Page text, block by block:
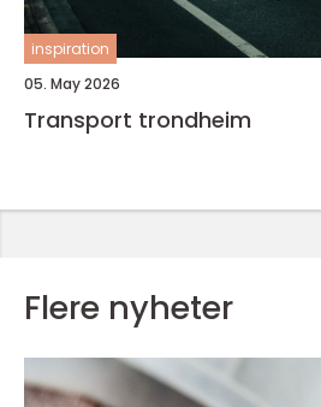
inspiration
05. May 2026
Transport trondheim
Flere nyheter